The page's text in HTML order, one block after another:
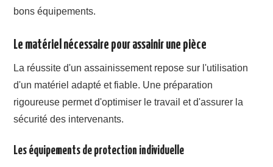
bons équipements.
Le matériel nécessaire pour assainir une pièce
La réussite d'un assainissement repose sur l'utilisation
d'un matériel adapté et fiable. Une préparation
rigoureuse permet d'optimiser le travail et d'assurer la
sécurité des intervenants.
Les équipements de protection individuelle